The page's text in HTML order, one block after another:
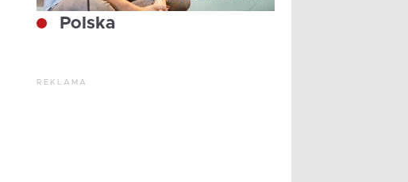
Polska
REKLAMA